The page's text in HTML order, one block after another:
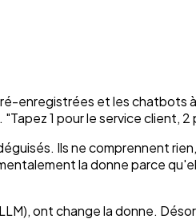
enregistrées et les chatbots
1 pour le service client,
Ils ne comprennent
la donne parce
ont change la donne.